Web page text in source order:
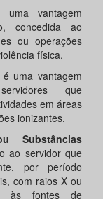
vantagem
concedida ao
ou operações
física.
é uma vantagem
que
em áreas
ionizantes.
Substâncias
ao servidor que
por período
com raios X ou
às fontes de